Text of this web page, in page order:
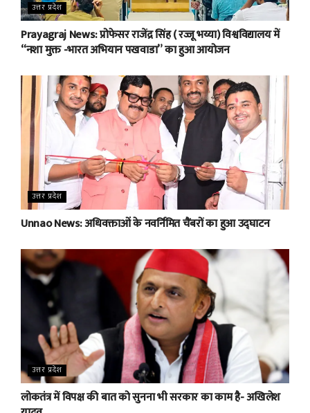
उत्तर प्रदेश
Prayagraj News: प्रोफेसर राजेंद्र सिंह ( रज्जू भय्या) विश्वविद्यालय में
“नशा मुक्त -भारत अभियान पखवाडा” का हुआ आयोजन
उत्तर प्रदेश
Unnao News: अधिवक्ताओं के नवर्निमित चैंबरों का हुआ उद्घाटन
उत्तर प्रदेश
लोकतंत्र में विपक्ष की बात को सुनना भी सरकार का काम है- अखिलेश